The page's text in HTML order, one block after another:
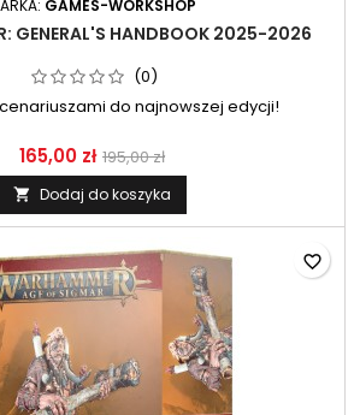
GAMES-WORKSHOP
GENERAL'S HANDBOOK 2025-2026
(0)
do najnowszej edycji!
165,00 zł 195,00 zł
 Dodaj do koszyka
favorite_border